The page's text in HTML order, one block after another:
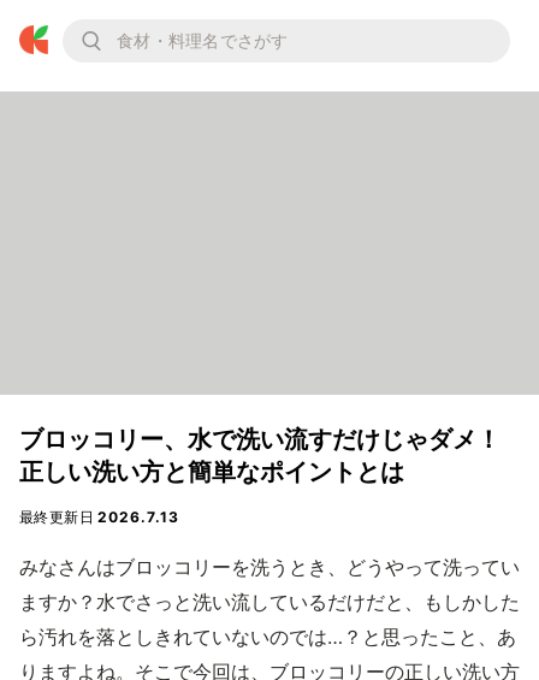
ブロッコリー、水で洗い流すだけじゃダメ！
正しい洗い方と簡単なポイントとは
最終更新日2026.7.13
みなさんはブロッコリーを洗うとき、どうやって洗ってい
ますか？水でさっと洗い流しているだけだと、もしかした
ら汚れを落としきれていないのでは…？と思ったこと、あ
りますよね。そこで今回は、ブロッコリーの正しい洗い方